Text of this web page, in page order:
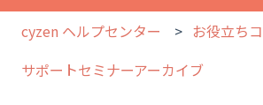
cyzen ヘルプセンター
お役立ち
サポートセミナーアーカイブ